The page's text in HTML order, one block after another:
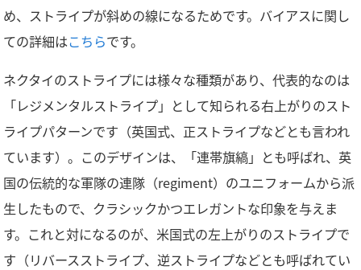
め、ストライプが斜めの線になるためです。バイアスに関し
ての詳細はこちらです。
ネクタイのストライプには様々な種類があり、代表的なのは
「レジメンタルストライプ」として知られる右上がりのスト
ライプパターンです（英国式、正ストライプなどとも言われ
ています）。このデザインは、「連帯旗縞」とも呼ばれ、英
国の伝統的な軍隊の連隊（regiment）のユニフォームから派
生したもので、クラシックかつエレガントな印象を与えま
す。これと対になるのが、米国式の左上がりのストライプで
す（リバースストライプ、逆ストライプなどとも呼ばれてい